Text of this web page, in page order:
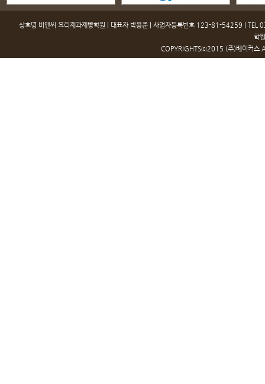
상호명 비앤씨 요리제과제빵학원 | 대표자 박용준 | 사업자등록번호 123-81-54259 |
학
COPYRIGHTSⓒ2015 (주)베이커스